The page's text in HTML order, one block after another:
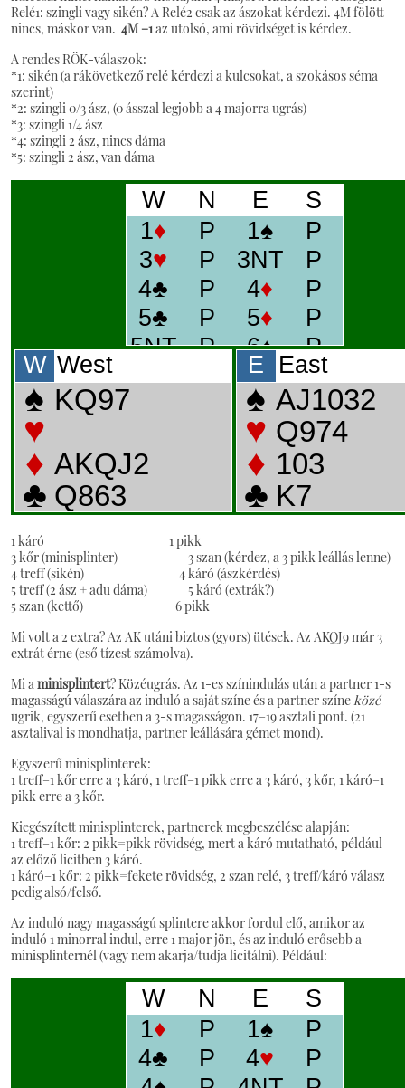
Relé1: szingli vagy sikén? A Relé2 csak az ászokat kérdezi. 4M fölött
nincs, máskor van. 4M –1az utolsó, ami rövidséget is kérdez.
A rendes RÖK-válaszok:
*1: sikén (a rákövetkező relé kérdezi a kulcsokat, a szokásos séma
szerint)
*2: szingli 0/3 ász, (0 ásszal legjobb a 4 majorra ugrás)
*3: szingli 1/4 ász
*4: szingli 2 ász, nincs dáma
*5: szingli 2 ász, van dáma
1 káró 1 pikk
3 kőr (minisplinter) 3 szan (kérdez, a 3 pikk leállás lenne)
4 treff (sikén) 4 káró (ászkérdés)
5 treff (2 ász + adu dáma) 5 káró (extrák?)
5 szan (kettő) 6 pikk
Mi volt a 2 extra? Az AK utáni biztos (gyors) ütések. Az AKQJ9 már 3
extrát érne (eső tízest számolva).
Mi aminisplintert? Közéugrás. Az 1-es színindulás után a partner 1-s
magasságú válaszára az induló a saját színe és a partner színeközé
ugrik, egyszerű esetben a 3-s magasságon. 17–19 asztali pont. (21
asztalival is mondhatja, partner leállására gémet mond).
Egyszerű minisplinterek:
1 treff–1 kőr erre a 3 káró, 1 treff–1 pikk erre a 3 káró, 3 kőr, 1 káró–1
pikk erre a 3 kőr.
Kiegészített minisplinterek, partnerek megbeszélése alapján:
1 treff–1 kőr: 2 pikk=pikk rövidség, mert a káró mutatható, például
az előző licitben 3 káró.
1 káró–1 kőr: 2 pikk=fekete rövidség, 2 szan relé, 3 treff/káró válasz
pedig alsó/felső.
Az induló nagy magasságú splintere akkor fordul elő, amikor az
induló 1 minorral indul, erre 1 major jön, és az induló erősebb a
minisplinternél (vagy nem akarja/tudja licitálni). Például: